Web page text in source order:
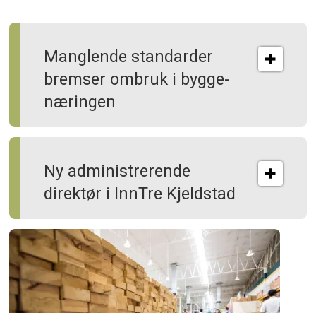
Manglende standarder
bremser ombruk i bygge­
næringen
Ny administrerende
direktør i InnTre Kjeldstad